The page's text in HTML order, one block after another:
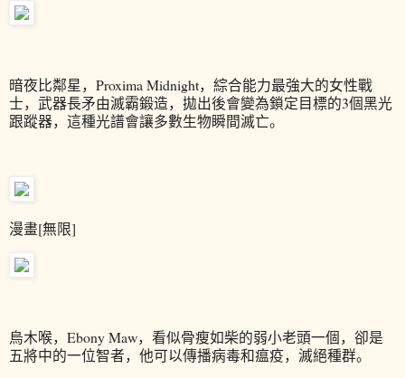
暗夜比鄰星，Proxima Midnight，綜合能力最強大的女性戰
士，武器長矛由滅霸鍛造，拋出後會變為鎖定目標的3個黑光
跟蹤器，這種光譜會讓多數生物瞬間滅亡。
漫畫[無限]
烏木喉，Ebony Maw，看似骨瘦如柴的弱小老頭一個，卻是
五將中的一位智者，他可以傳播病毒和瘟疫，滅絕種群。